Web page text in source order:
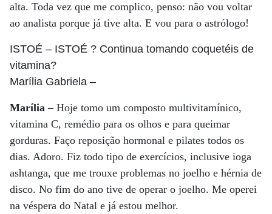
alta. Toda vez que me complico, penso: não vou voltar
ao analista porque já tive alta. E vou para o astrólogo!
ISTOÉ – ISTOÉ ? Continua tomando coquetéis de
vitamina?
Marília Gabriela –
Marília – Hoje tomo um composto multivitamínico,
vitamina C, remédio para os olhos e para queimar
gorduras. Faço reposição hormonal e pilates todos os
dias. Adoro. Fiz todo tipo de exercícios, inclusive ioga
ashtanga, que me trouxe problemas no joelho e hérnia de
disco. No fim do ano tive de operar o joelho. Me operei
na véspera do Natal e já estou melhor.